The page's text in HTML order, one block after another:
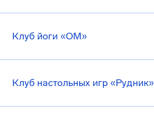
Клуб йоги «ОМ»
Клуб настольных игр «Рудник»